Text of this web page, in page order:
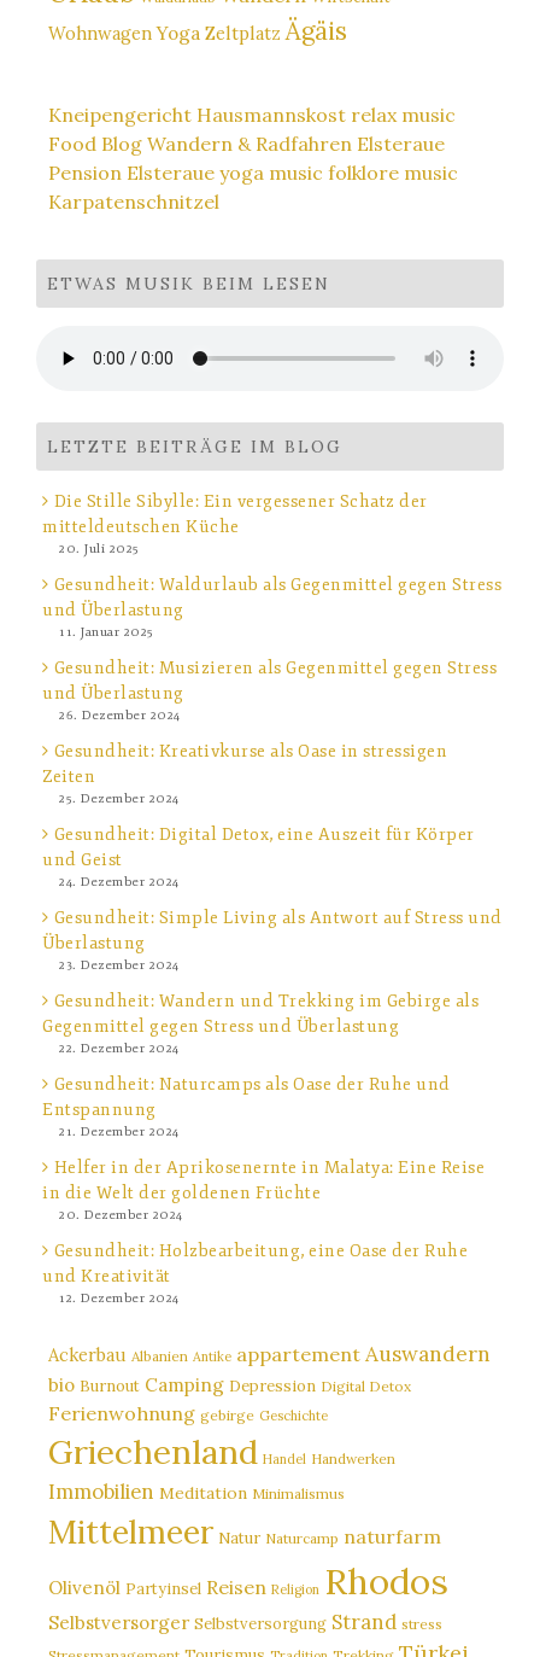
Wohnwagen Yoga Zeltplatz Ägäis
Kneipengericht Hausmannskost relax music
Food Blog Wandern & Radfahren Elsteraue
Pension Elsteraue yoga music folklore music
Karpatenschnitzel
ETWAS MUSIK BEIM LESEN
LETZTE BEITRÄGE IM BLOG
Die Stille Sibylle: Ein vergessener Schatz der
mitteldeutschen Küche
20. Juli 2025
Gesundheit: Waldurlaub als Gegenmittel gegen Stress
und Überlastung
11. Januar 2025
Gesundheit: Musizieren als Gegenmittel gegen Stress
und Überlastung
26. Dezember 2024
Gesundheit: Kreativkurse als Oase in stressigen
Zeiten
25. Dezember 2024
Gesundheit: Digital Detox, eine Auszeit für Körper
und Geist
24. Dezember 2024
Gesundheit: Simple Living als Antwort auf Stress und
Überlastung
23. Dezember 2024
Gesundheit: Wandern und Trekking im Gebirge als
Gegenmittel gegen Stress und Überlastung
22. Dezember 2024
Gesundheit: Naturcamps als Oase der Ruhe und
Entspannung
21. Dezember 2024
Helfer in der Aprikosenernte in Malatya: Eine Reise
in die Welt der goldenen Früchte
20. Dezember 2024
Gesundheit: Holzbearbeitung, eine Oase der Ruhe
und Kreativität
12. Dezember 2024
Ackerbau Albanien Antike appartement Auswandern
bio Burnout Camping Depression Digital Detox
Ferienwohnung gebirge Geschichte
Griechenland Handel Handwerken
Immobilien Meditation Minimalismus
Mittelmeer Natur Naturcamp naturfarm
Olivenöl Partyinsel Reisen Religion Rhodos
Selbstversorger Selbstversorgung Strand stress